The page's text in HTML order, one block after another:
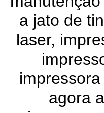
a jato de
laser,
agora